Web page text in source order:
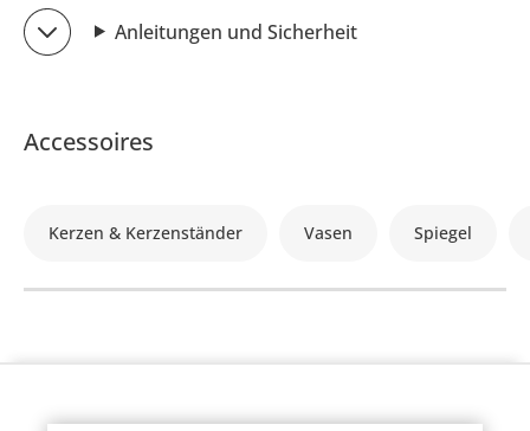
Anleitungen und Sicherheit
Accessoires
Kerzen & Kerzenständer Vasen Spiegel